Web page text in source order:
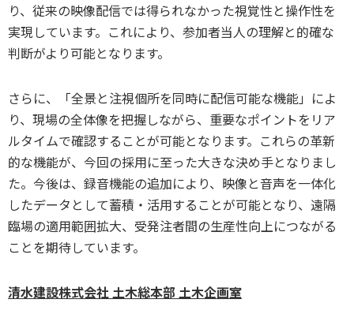
り、従来の映像配信では得られなかった視覚性と操作性を
実現しています。これにより、参加者当人の理解と的確な
判断がより可能となります。
さらに、「全景と注視個所を同時に配信可能な機能」によ
り、現場の全体像を把握しながら、重要なポイントをリア
ルタイムで確認することが可能となります。これらの革新
的な機能が、今回の採用に至った大きな決め手となりまし
た。今後は、録音機能の追加により、映像と音声を一体化
したデータとして蓄積・活用することが可能となり、遠隔
臨場の適用範囲拡大、受発注者間の生産性向上につながる
ことを期待しています。
清水建設株式会社 土木総本部 土木企画室